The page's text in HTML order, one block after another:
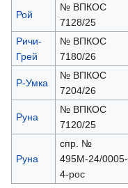
Рой
№ ВПКОС
7128/25
Ричи-
Грей
№ ВПКОС
7180/26
Р-Умка
№ ВПКОС
7204/26
Руна
№ ВПКОС
7120/25
Руна
спр. №
495М-24/0005-
4-рос